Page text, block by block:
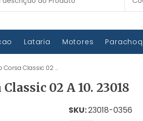
Lataria Motores
Classic 02 ...
02 A 10. 23018
SKU:23018-0356